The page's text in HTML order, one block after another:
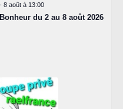
- 8 août à 13:00
du 2 au 8 août 2026